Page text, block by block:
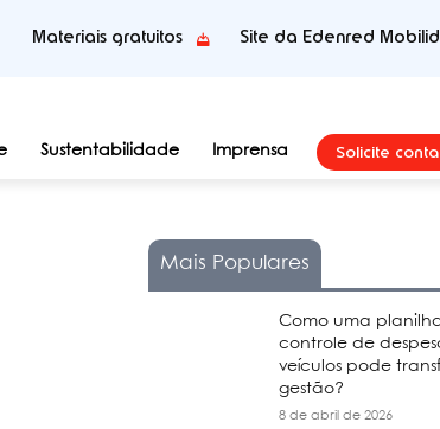
Materiais gratuitos Site da Edenred
Sustentabilidade Imprensa Solicite
Mais Populares
Como uma
controle de
veículos pode
gestão?
8 de abril de 2026